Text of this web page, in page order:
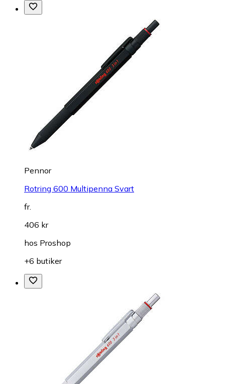
Pennor
Rotring 600 Multipenna Svart
fr.
406 kr
hos Proshop
+6 butiker